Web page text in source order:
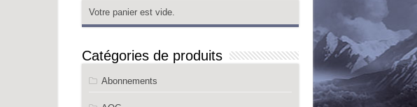
Votre panier est vide.
Catégories de produits
Abonnements